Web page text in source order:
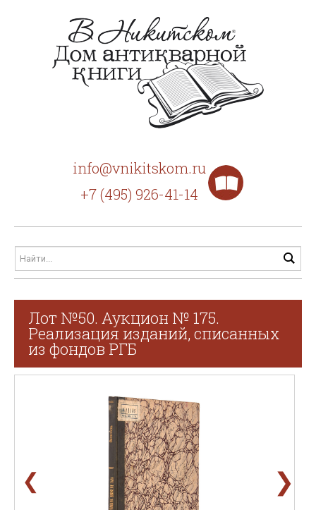
info@vnikitskom.ru
+7 (495) 926-41-14
Лот №50. Аукцион № 175.
Реализация изданий, списанных
из фондов РГБ
❮ ❯